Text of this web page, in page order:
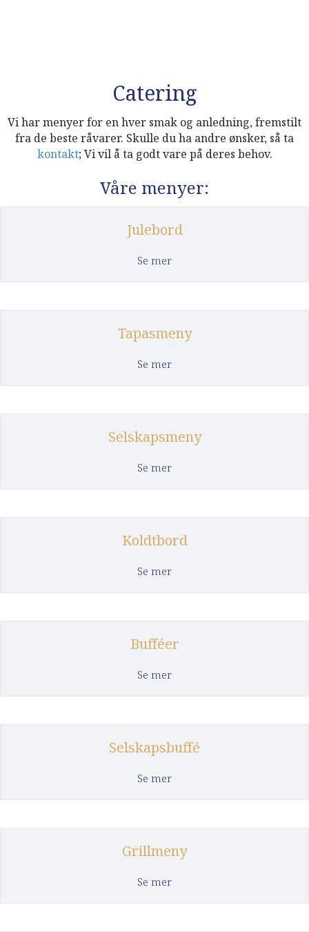
Catering
Vi har menyer for en hver smak og anledning, fremstilt
fra de beste råvarer. Skulle du ha andre ønsker, så ta
kontakt; Vi vil å ta godt vare på deres behov.
Våre menyer:
Julebord
Se merabout Julebord
Tapasmeny
Se merabout Tapasmeny
Selskapsmeny
Se merabout Selskapsmeny
Koldtbord
Se merabout Koldtbord
Bufféer
Se merabout Bufféer
Selskapsbuffé
Se merabout Selskapsbuffé
Grillmeny
Se merabout Grillmeny